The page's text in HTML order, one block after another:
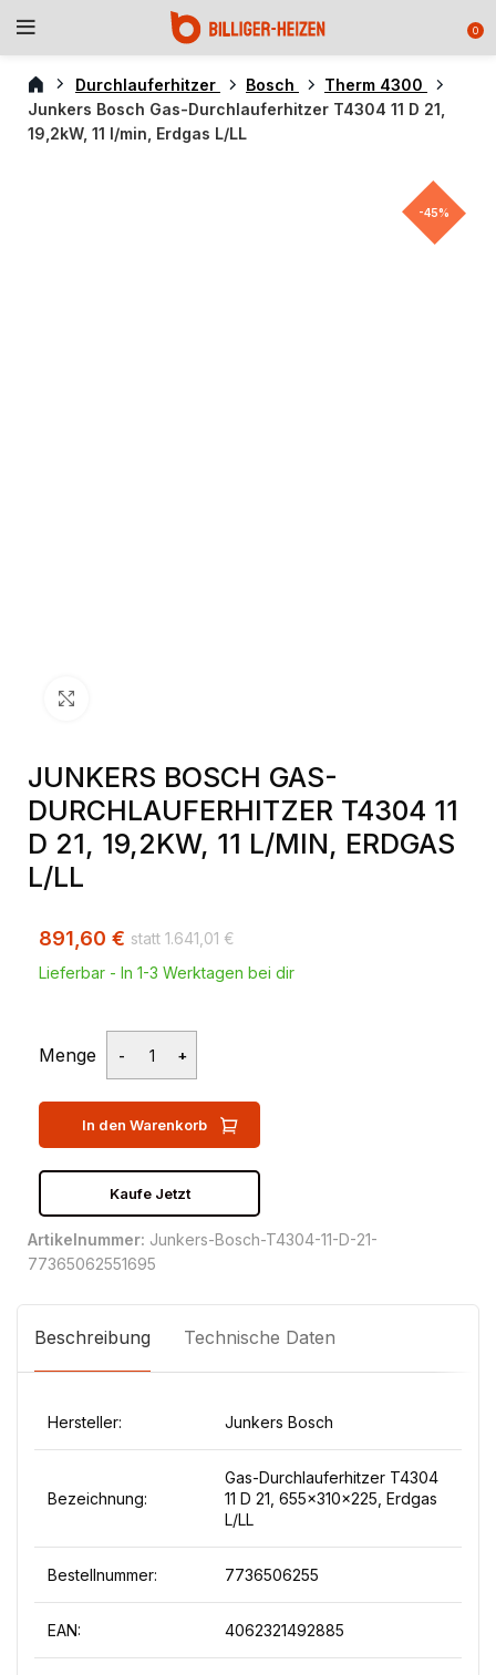
0
Durchlauferhitzer Bosch
Therm 4300
Junkers Bosch Gas-Durchlauferhitzer T4304 11 D 21,
19,2kW, 11 l/min, Erdgas L/LL
-45%
JUNKERS BOSCH GAS-
DURCHLAUFERHITZER T4304 11
D 21, 19,2KW, 11 L/MIN, ERDGAS
L/LL
1.641,01 €
891,60 €
Lieferbar - In 1-3 Werktagen bei dir
Menge
In den Warenkorb
Kaufe Jetzt
Artikelnummer: Junkers-Bosch-T4304-11-D-21-
77365062551695
Beschreibung Technische Daten
Hersteller: Junkers Bosch
Bezeichnung:
Gas-Durchlauferhitzer T4304
11 D 21, 655x310x225, Erdgas
L/LL
Bestellnummer: 7736506255
EAN: 4062321492885